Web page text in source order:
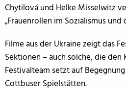
Chytilová und Helke Misselwitz
„Frauenrollen im Sozialismus und
Filme aus der Ukraine zeigt das
Sektionen – auch solche, die den
Festivalteam setzt auf
Cottbuser Spielstätten.